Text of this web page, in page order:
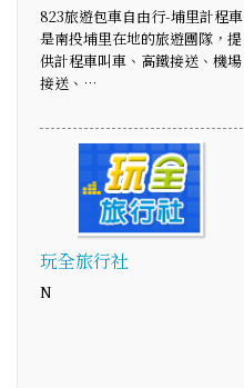
823旅遊包車自由行-埔里計程車
是南投埔里在地的旅遊團隊，提
供計程車叫車、高鐵接送、機場
接送、…
玩全旅行社
N